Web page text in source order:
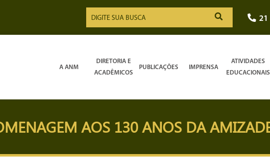
21
A ANM
DIRETORIA E
ACADÊMICOS
PUBLICAÇÕES IMPRENSA
ATIVIDADES
EDUCACIONAIS
AOS 130 ANOS DA